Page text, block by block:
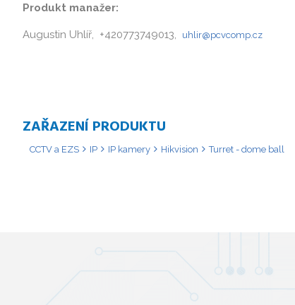
Produkt manažer:
Augustin Uhlíř, +420773749013, uhlir@pcvcomp.cz
ZAŘAZENÍ PRODUKTU
CCTV a EZS IP IP kamery Hikvision Turret - dome ball